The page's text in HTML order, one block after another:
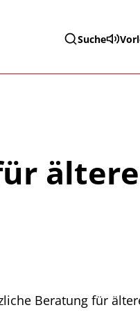
Suche
ältere
Beratung für